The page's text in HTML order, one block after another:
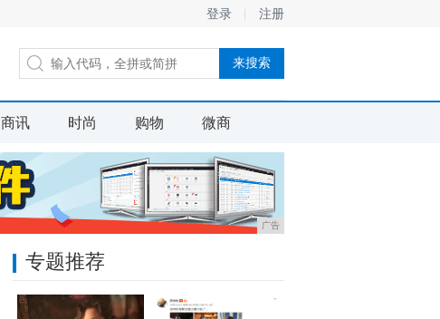
登录 注册
商讯 时尚 购物 微商
广告
专题推荐